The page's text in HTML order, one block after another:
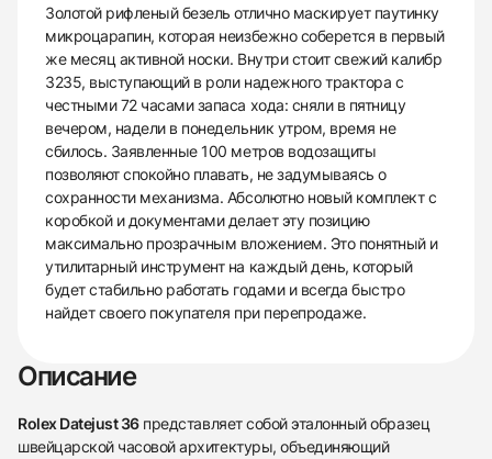
Золотой рифленый безель отлично маскирует паутинку
микроцарапин, которая неизбежно соберется в первый
же месяц активной носки. Внутри стоит свежий калибр
3235, выступающий в роли надежного трактора с
честными 72 часами запаса хода: сняли в пятницу
вечером, надели в понедельник утром, время не
сбилось. Заявленные 100 метров водозащиты
позволяют спокойно плавать, не задумываясь о
сохранности механизма. Абсолютно новый комплект с
коробкой и документами делает эту позицию
максимально прозрачным вложением. Это понятный и
утилитарный инструмент на каждый день, который
будет стабильно работать годами и всегда быстро
найдет своего покупателя при перепродаже.
Описание
Rolex Datejust 36представляет собой эталонный образец
швейцарской часовой архитектуры, объединяющий